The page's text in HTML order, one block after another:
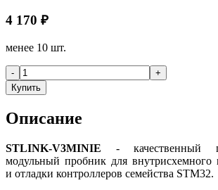
4 170 ₽
менее 10 шт.
-
+
Купить
Описание
STLINK-V3MINIE - качественный
модульный пробник для внутрисхемного
и отладки контроллеров семейства STM32.